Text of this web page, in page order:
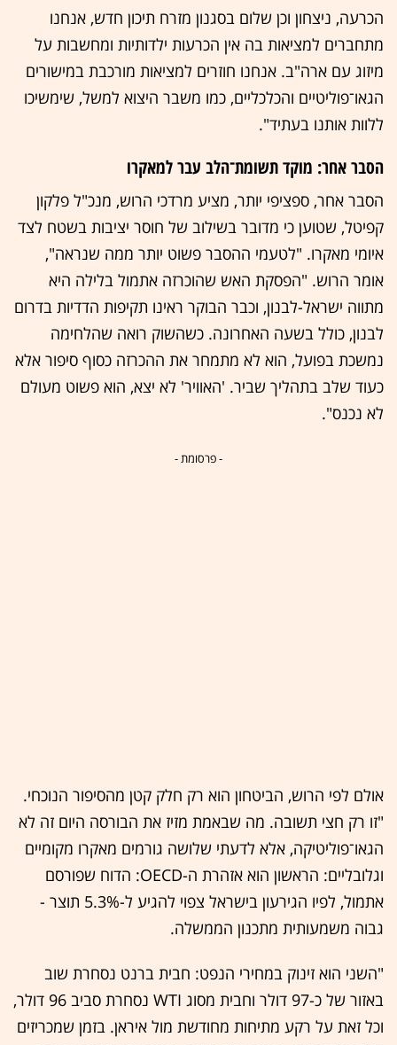
הכרעה, ניצחון וכן שלום בסגנון מזרח תיכון חדש, אנחנו
מתחברים למציאות בה אין הכרעות ילדותיות ומחשבות על
מיזוג עם ארה"ב. אנחנו חוזרים למציאות מורכבת במישורים
הגאו־פוליטיים והכלכליים, כמו משבר היצוא למשל, שימשיכו
ללוות אותנו בעתיד".
הסבר אחר: מוקד תשומת־הלב עבר למאקרו
הסבר אחר, ספציפי יותר, מציע מרדכי הרוש, מנכ"ל פלקון
קפיטל, שטוען כי מדובר בשילוב של חוסר יציבות בשטח לצד
איומי מאקרו. "לטעמי ההסבר פשוט יותר ממה שנראה",
אומר הרוש. "הפסקת האש שהוכרזה אתמול בלילה היא
מתווה ישראל-לבנון, וכבר הבוקר ראינו תקיפות הדדיות בדרום
לבנון, כולל בשעה האחרונה. כשהשוק רואה שהלחימה
נמשכת בפועל, הוא לא מתמחר את ההכרזה כסוף סיפור אלא
כעוד שלב בתהליך שביר. 'האוויר' לא יצא, הוא פשוט מעולם
לא נכנס".
- פרסומת -
אולם לפי הרוש, הביטחון הוא רק חלק קטן מהסיפור הנוכחי.
"זו רק חצי תשובה. מה שבאמת מזיז את הבורסה היום זה לא
הגאו־פוליטיקה, אלא לדעתי שלושה גורמים מאקרו מקומיים
וגלובליים: הראשון הוא אזהרת ה-OECD: הדוח שפורסם
אתמול, לפיו הגירעון בישראל צפוי להגיע ל-5.3% תוצר -
גבוה משמעותית מתכנון הממשלה.
"השני הוא זינוק במחירי הנפט: חבית ברנט נסחרת שוב
באזור של כ-97 דולר וחבית מסוג WTI נסחרת סביב 96 דולר,
וכל זאת על רקע מתיחות מחודשת מול איראן. בזמן שמכריזים